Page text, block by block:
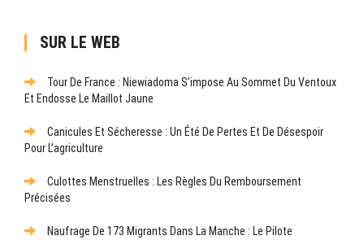
SUR LE WEB
Tour De France : Niewiadoma S’impose Au Sommet Du Ventoux
Et Endosse Le Maillot Jaune
Canicules Et Sécheresse : Un Été De Pertes Et De Désespoir
Pour L’agriculture
Culottes Menstruelles : Les Règles Du Remboursement
Précisées
Naufrage De 173 Migrants Dans La Manche : Le Pilote